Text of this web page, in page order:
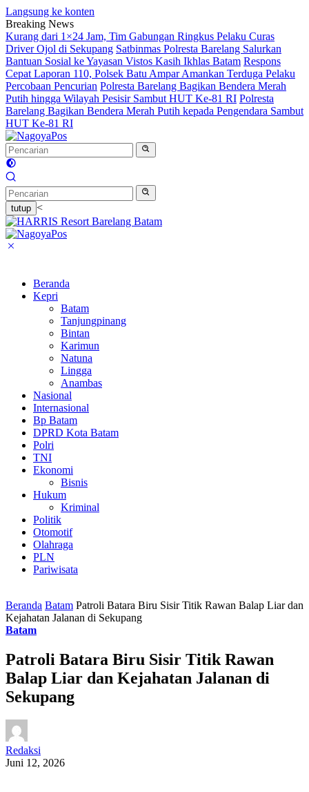
Langsung ke konten
Breaking News
Kurang dari 1×24 Jam, Tim Gabungan Ringkus Pelaku Curas
Driver Ojol di Sekupang Satbinmas Polresta Barelang Salurkan
Bantuan Sosial ke Yayasan Vistos Kasih Ikhlas Batam Respons
Cepat Laporan 110, Polsek Batu Ampar Amankan Terduga Pelaku
Percobaan Pencurian Polresta Barelang Bagikan Bendera Merah
Putih hingga Wilayah Pesisir Sambut HUT Ke-81 RI Polresta
Barelang Bagikan Bendera Merah Putih kepada Pengendara Sambut
HUT Ke-81 RI
tutup <
Beranda
Kepri
Batam
Tanjungpinang
Bintan
Karimun
Natuna
Lingga
Anambas
Nasional
Internasional
Bp Batam
DPRD Kota Batam
Polri
TNI
Ekonomi
Bisnis
Hukum
Kriminal
Politik
Otomotif
Olahraga
PLN
Pariwisata
Beranda Batam Patroli Batara Biru Sisir Titik Rawan Balap Liar dan
Kejahatan Jalanan di Sekupang
Batam
Patroli Batara Biru Sisir Titik Rawan
Balap Liar dan Kejahatan Jalanan di
Sekupang
Redaksi
Juni 12, 2026